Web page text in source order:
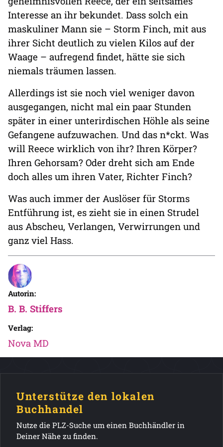
Interesse an ihr bekundet. Dass solch ein
maskuliner Mann sie – Storm Finch, mit aus
ihrer Sicht deutlich zu vielen Kilos auf der
Waage – aufregend findet, hätte sie sich
niemals träumen lassen.
Allerdings ist sie noch viel weniger davon
ausgegangen, nicht mal ein paar Stunden
später in einer unterirdischen Höhle als seine
Gefangene aufzuwachen. Und das n*ckt. Was
will Reece wirklich von ihr? Ihren Körper?
Ihren Gehorsam? Oder dreht sich am Ende
doch alles um ihren Vater, Richter Finch?
Was auch immer der Auslöser für Storms
Entführung ist, es zieht sie in einen Strudel
aus Abscheu, Verlangen, Verwirrungen und
ganz viel Hass.
Autorin:
B. B. Stiffers
Verlag:
Nova MD
Unterstütze den lokalen
Buchhandel
Nutze die PLZ-Suche um einen Buchhändler in
Deiner Nähe zu finden.